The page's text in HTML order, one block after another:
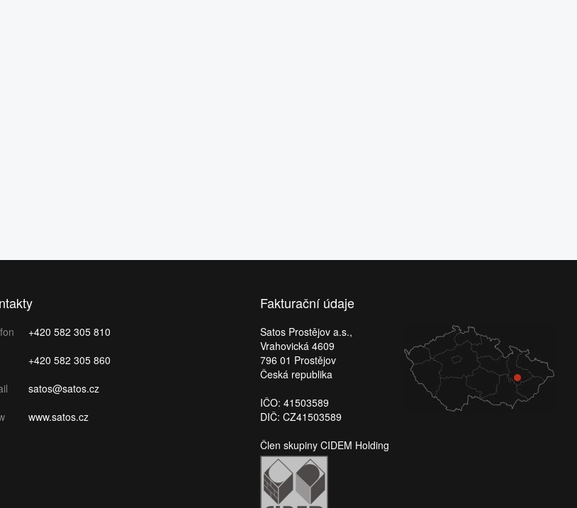
+420 582 305 810
+420 582 305 860
satos@satos.cz
www.satos.cz
Fakturační údaje
Satos Prostějov a.s.,
Vrahovická 4609
796 01 Prostějov
Česká republika
IČO: 41503589
DIČ: CZ41503589
Člen skupiny CIDEM Holding